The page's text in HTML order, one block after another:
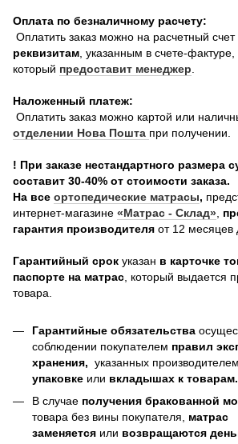
Оплата по безналичному расчету:
Оплатить заказ можно на расчетный счет
реквизитам , указанным в счете-фактуре,
который предоставит менеджер
Наложенный платеж:
Оплатить заказ можно картой или
отделении Нова Пошта при получении.
! При заказе нестандартного размера
составит 30-40% от стоимости заказа.
На все ортопедические матрасы,
интернет-магазине «Матрас - Склад»
гарантия производителя от 12 месяцев
Гарантийный срок указан в карточке
паспорте на матрас , который выдается
товара.
Гарантийные обязательства
соблюдении покупателем правил
хранения, указанных производителем
упаковке или вкладышах к товарам.
В случае получения бракованной
товара без вины покупателя, матрас
заменяется или возвращаются